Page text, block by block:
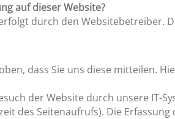
auf dieser Website?
durch den Websitebetreiber.
dass Sie uns diese mitteilen.
der Website durch unsere IT-
des Seitenaufrufs). Die